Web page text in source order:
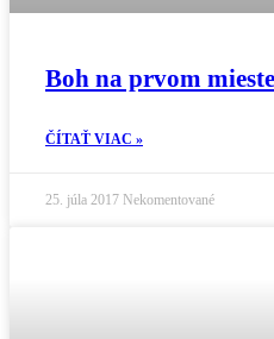
Boh na prvom
ČÍTAŤ VIAC »
25. júla 2017 Nekomentované